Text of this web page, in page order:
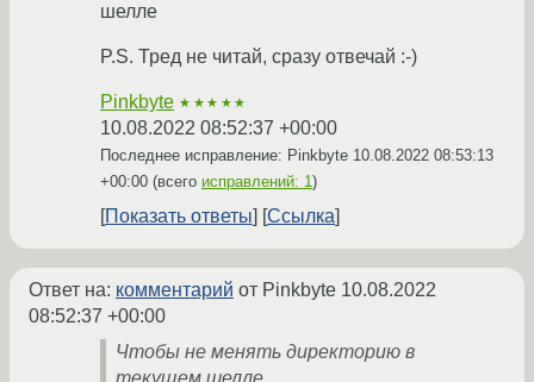
шелле
P.S. Тред не читай, сразу отвечай :-)
Pinkbyte ★★★★★
10.08.2022 08:52:37 +00:00
Последнее исправление: Pinkbyte 10.08.2022 08:53:13
+00:00 (всего исправлений: 1)
Показать ответы Ссылка
Ответ на: комментарий от Pinkbyte 10.08.2022
08:52:37 +00:00
Чтобы не менять директорию в